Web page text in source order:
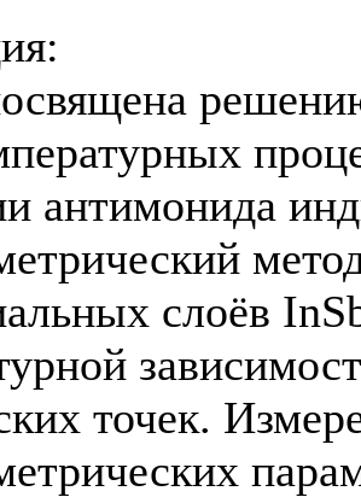
антимонида
слоёв
точек.